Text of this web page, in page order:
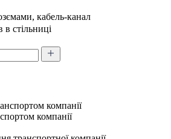
кабель-канал
стільниці
компанії